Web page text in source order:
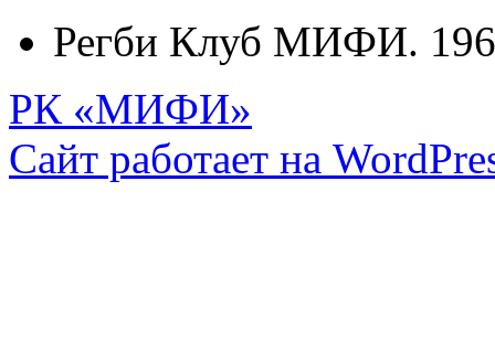
Регби Клуб МИФИ.
РК «МИФИ»
Сайт работает на